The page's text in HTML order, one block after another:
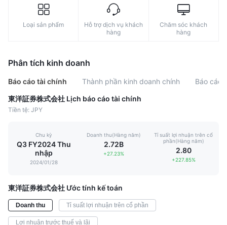
Loại sản phẩm
Hỗ trợ dịch vụ khách
hàng
Chăm sóc khách
hàng
Phân tích kinh doanh
Báo cáo tài chính Thành phần kinh doanh chính
Báo cáo
東洋証券株式会社 Lịch báo cáo tài chính
Tiền tệ: JPY
Chu kỳ
Q3 FY2024 Thu
nhập
2024/01/28
Doanh thu(Hàng năm)
2.72B
+27.23%
Tỉ suất lợi nhuận trên cổ
phần(Hàng năm)
2.80
+227.85%
東洋証券株式会社 Ước tính kế toán
Doanh thu Tỉ suất lợi nhuận trên cổ phần
Lợi nhuận trước thuế và lãi